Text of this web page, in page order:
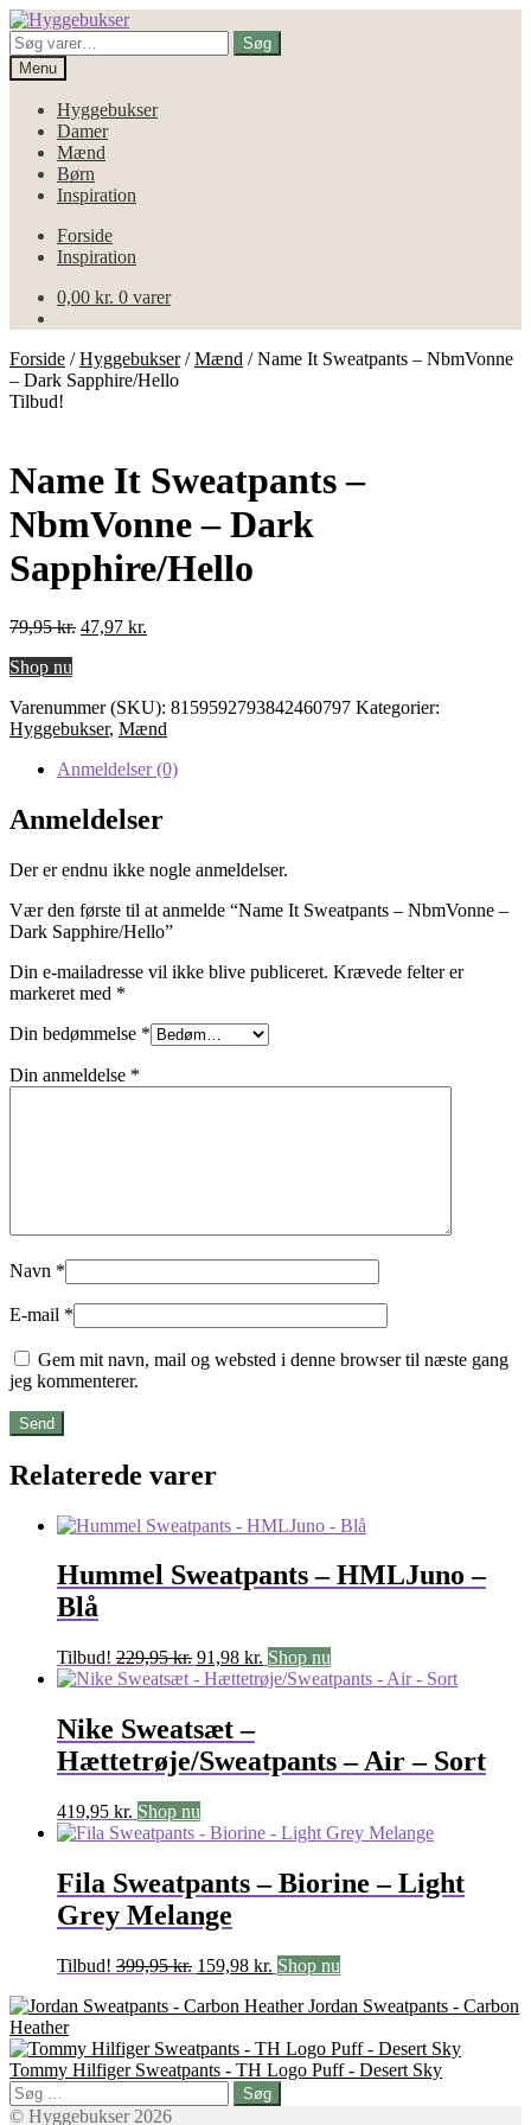
Spring
til
navigation
Spring
til
indhold
Søg
efter:
Søg
Menu
Hyggebukser
Damer
Mænd
Børn
Inspiration
Forside
Inspiration
0,00 kr. 0 varer
Forside /Hyggebukser/Mænd /Name It Sweatpants – NbmVonne
– Dark Sapphire/Hello
Tilbud!
Name It Sweatpants –
NbmVonne – Dark
Sapphire/Hello
79,95kr. Den
79,95 kr..
47,97 kr.
47,97 kr..
Shop nu
Varenummer (SKU): 8159592793842460797 Kategorier:
Hyggebukser, Mænd
Anmeldelser (0)
Anmeldelser
Der er endnu ikke nogle anmeldelser.
Vær den første til at anmelde “Name It Sweatpants – NbmVonne –
Dark Sapphire/Hello”
Din e-mailadresse vil ikke blive publiceret. Krævede felter er
markeret med *
Din bedømmelse *
Din anmeldelse *
Navn *
E-mail *
Gem mit navn, mail og websted i denne browser til næste gang
jeg kommenterer.
Relaterede varer
Hummel Sweatpants – HMLJuno –
Blå
Tilbud! 229,95kr. Den
oprindelige
229,95 kr..
91,98 kr. Den
aktuelle
Shop nu
Nike Sweatsæt –
Hættetrøje/Sweatpants – Air – Sort
419,95 kr. Shop nu
Fila Sweatpants – Biorine – Light
Grey Melange
Tilbud! 399,95kr. Den
pris
399,95 kr..
159,98 kr. Den
pris
159,98 kr..
Shop nu
Jordan Sweatpants - Carbon
Heather
Tommy Hilfiger Sweatpants - TH Logo Puff - Desert Sky
Søg
efter:
© Hyggebukser 2026